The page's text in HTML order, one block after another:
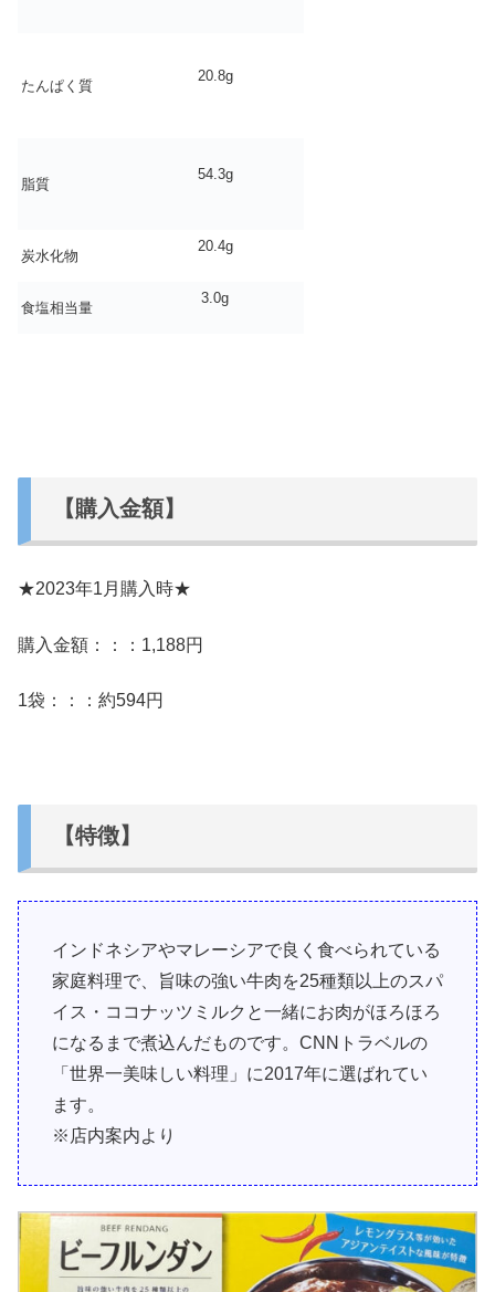
たんぱく質
20.8g
脂質
54.3g
炭水化物
20.4g
食塩相当量
3.0g
【購入金額】
★2023年1月購入時★
購入金額：：： 1,188円
1袋：：： 約594円
【特徴】
インドネシアやマレーシアで良く食べられている
家庭料理で、旨味の強い牛肉を25種類以上のスパ
イス・ココナッツミルクと一緒にお肉がほろほろ
になるまで煮込んだものです。CNNトラベルの
「世界一美味しい料理」に2017年に選ばれてい
ます。
※店内案内より